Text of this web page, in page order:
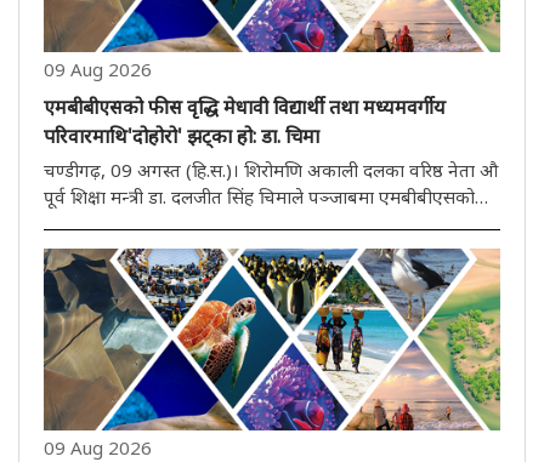
09 Aug 2026
एमबीबीएसको फीस वृद्धि मेधावी विद्यार्थी तथा मध्यमवर्गीय
परिवारमाथि'दोहोरो' झट्का हो: डा. चिमा
चण्डीगढ़, 09 अगस्त (हि.स.)। शिरोमणि अकाली दलका वरिष्ठ नेता औ
पूर्व शिक्षा मन्त्री डा. दलजीत सिंह चिमाले पञ्जाबमा एमबीबीएसको
फीस बढ़ाउने फसेलाको कड़ा आलोचना गर्दै यसलाई मेधावी विद्यार्थी
औ मध्यमवर्गीय परिवारहरूमाथि ''दोहोरो झट्का'' बताएका छन्। डा...
09 Aug 2026